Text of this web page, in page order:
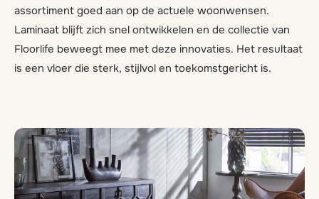
assortiment goed aan op de actuele woonwensen.
Laminaat blijft zich snel ontwikkelen en de collectie van
Floorlife beweegt mee met deze innovaties. Het resultaat
is een vloer die sterk, stijlvol en toekomstgericht is.